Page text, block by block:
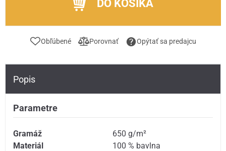
DO KOŠÍKA
Obľúbené Porovnať Opýtať sa predajcu
Popis
Parametre
Gramáž
650 g/m²
Materiál
100 % bavlna